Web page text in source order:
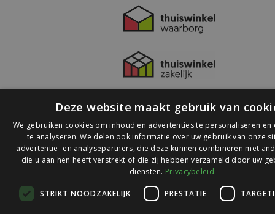
© 2026 Ledlichtdiscounter.nl
op
Deze website maakt gebruik van
We gebruiken cookies om inhoud en advertenties te personaliseren en
te analyseren. We delen ook informatie over uw gebruik van onze
advertentie- en analysepartners, die deze kunnen combineren met
die u aan hen heeft verstrekt of die zij hebben verzameld door uw
diensten. Privacybeleid
STRIKT NOODZAKELIJK PRESTATIE